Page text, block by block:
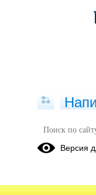
Для Версия